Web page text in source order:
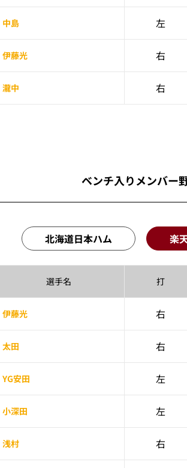
中島 左
伊藤光 右
瀧中 右
ベンチ入りメンバー
北海道日本ハム 楽
選手名 打
伊藤光 右
太田 右
YG安田 左
小深田 左
浅村 右